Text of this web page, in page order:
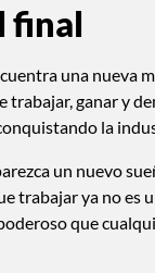
final
una nueva
ganar y
la
un nuevo
trabajar ya no es
que